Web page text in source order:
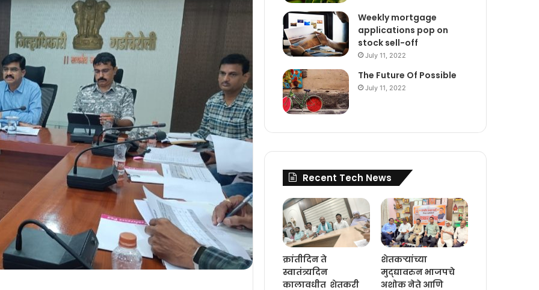
Weekly mortgage
applications pop on
stock sell-off
July 11, 2022
The Future Of Possible
July 11, 2022
Recent Tech News
क्रांतीदिन ते
स्वातंत्र्यदिन
कालावधीत शेतकरी
शेतकऱ्यांच्या
मुद्द्यावरुन भाजपचे
अशोक नेते आणि